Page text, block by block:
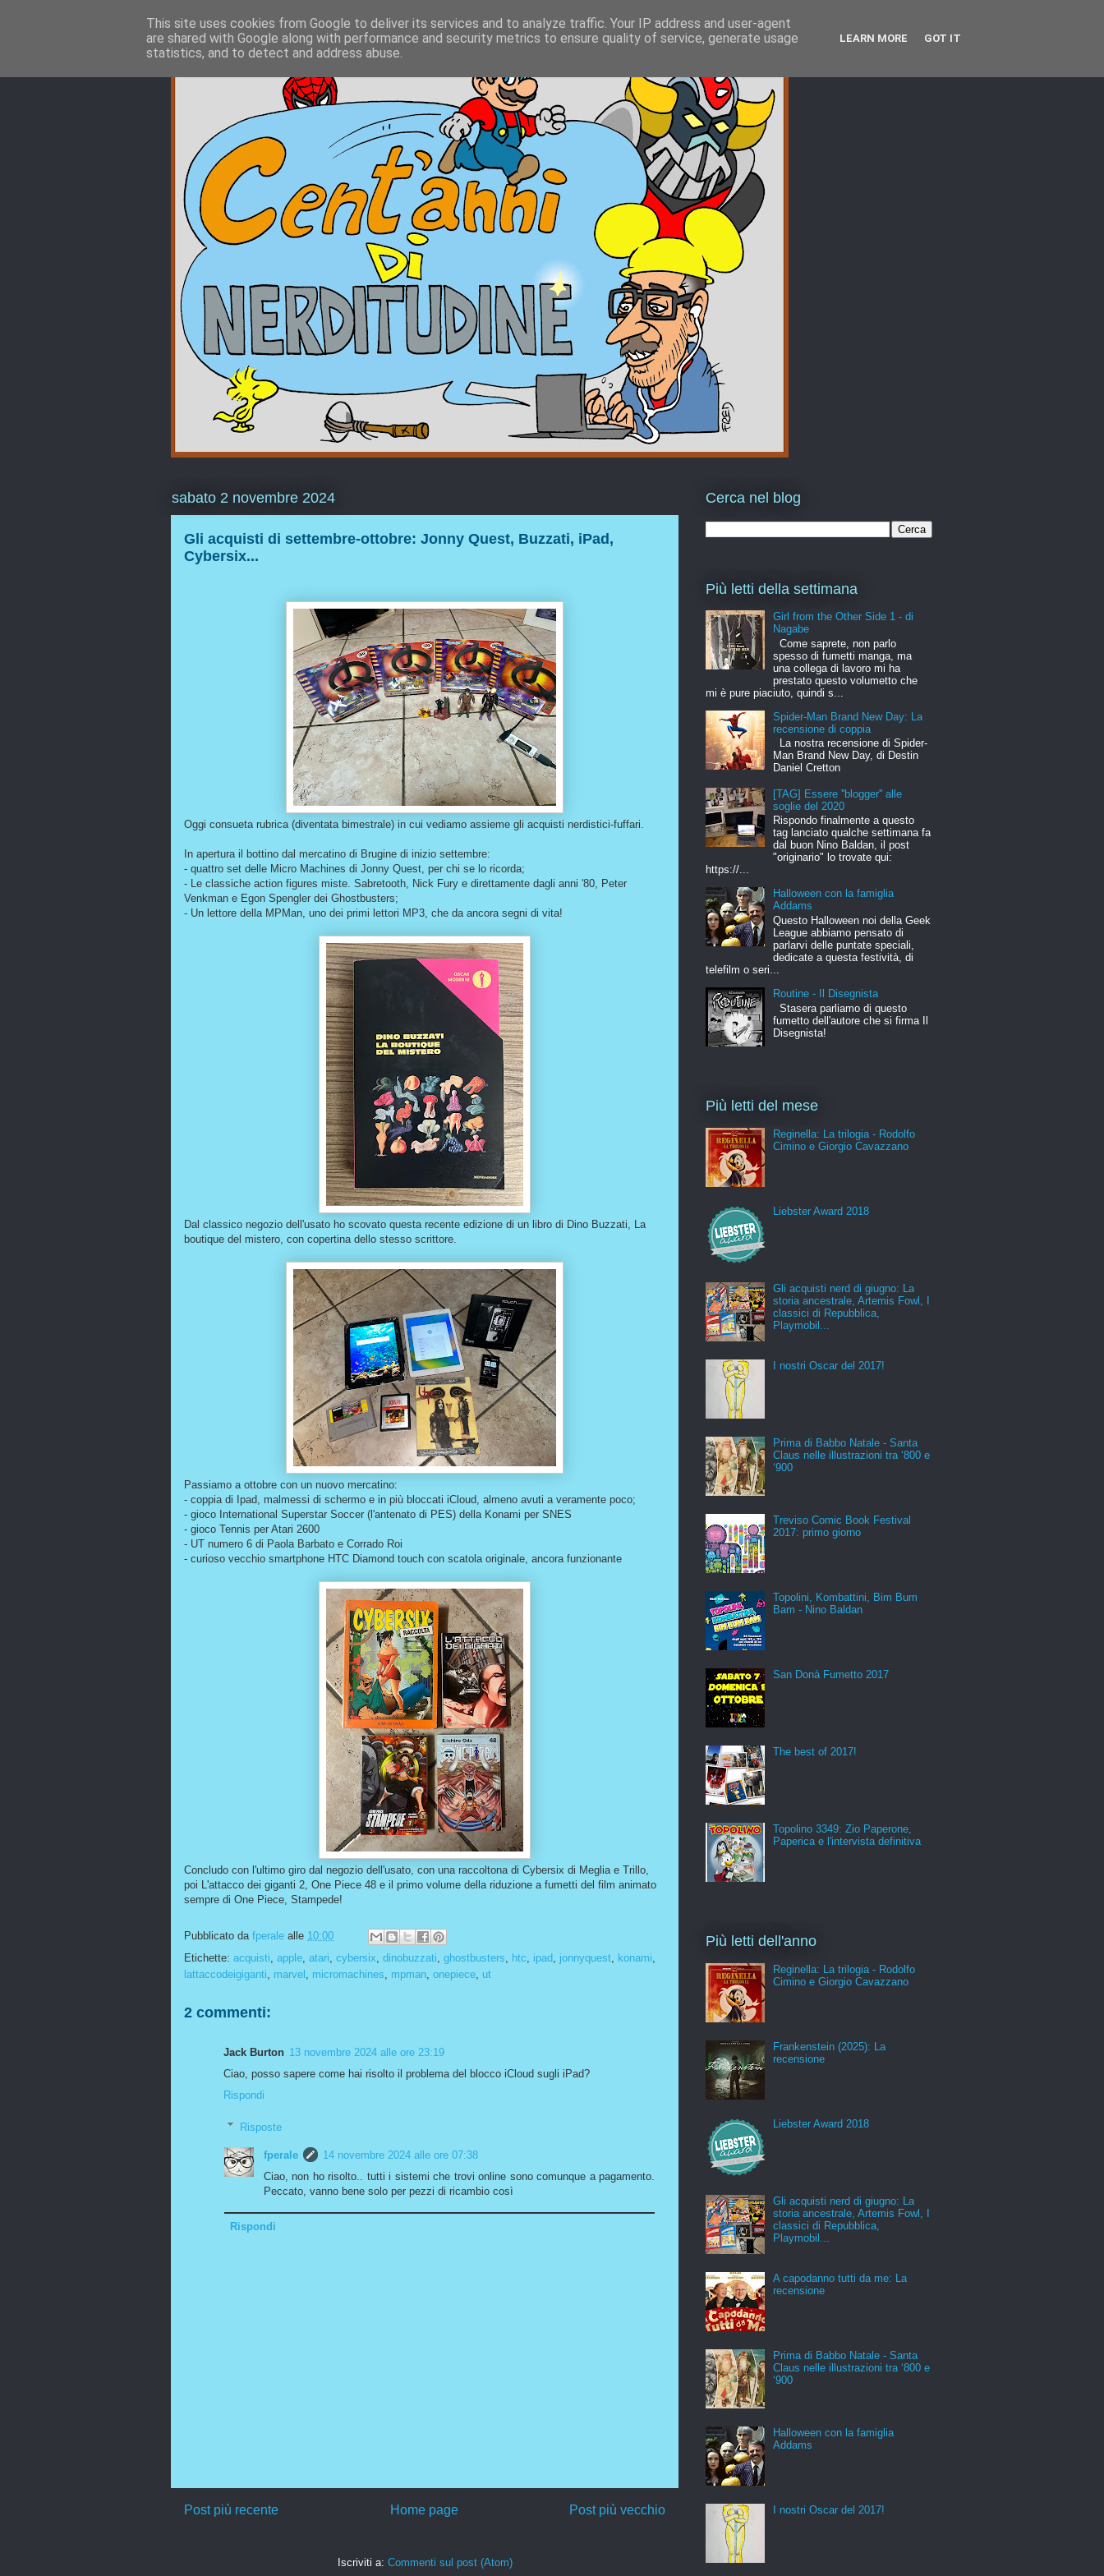
sabato 2 novembre 2024
Gli acquisti di settembre-ottobre: Jonny Quest, Buzzati, iPad,
Cybersix...
Oggi consueta rubrica (diventata bimestrale) in cui vediamo assieme gli acquisti nerdistici-fuffari.
In apertura il bottino dal mercatino di Brugine di inizio settembre:
- quattro set delle Micro Machines di Jonny Quest, per chi se lo ricorda;
- Le classiche action figures miste. Sabretooth, Nick Fury e direttamente dagli anni '80, Peter
Venkman e Egon Spengler dei Ghostbusters;
- Un lettore della MPMan, uno dei primi lettori MP3, che da ancora segni di vita!
Dal classico negozio dell'usato ho scovato questa recente edizione di un libro di Dino Buzzati, La
boutique del mistero, con copertina dello stesso scrittore.
Passiamo a ottobre con un nuovo mercatino:
- coppia di Ipad, malmessi di schermo e in più bloccati iCloud, almeno avuti a veramente poco;
- gioco International Superstar Soccer (l'antenato di PES) della Konami per SNES
- gioco Tennis per Atari 2600
- UT numero 6 di Paola Barbato e Corrado Roi
- curioso vecchio smartphone HTC Diamond touch con scatola originale, ancora funzionante
Concludo con l'ultimo giro dal negozio dell'usato, con una raccoltona di Cybersix di Meglia e Trillo,
poi L'attacco dei giganti 2, One Piece 48 e il primo volume della riduzione a fumetti del film animato
sempre di One Piece, Stampede!
Pubblicato da fperale alle 10:00
Etichette: acquisti, apple, atari, cybersix, dinobuzzati, ghostbusters, htc, ipad, jonnyquest, konami,
lattaccodeigiganti, marvel , micromachines, mpman, onepiece, ut
2 commenti:
Jack Burton 13 novembre 2024 alle ore 23:19
Ciao, posso sapere come hai risolto il problema del blocco iCloud sugli iPad?
Rispondi
Risposte
fperale
14 novembre 2024 alle ore 07:38
Ciao, non ho risolto.. tutti i sistemi che trovi online sono comunque a pagamento.
Peccato, vanno bene solo per pezzi di ricambio così
Rispondi
Post più recente Post più vecchio
Home page
Iscriviti a: Commenti sul post (Atom)
Cerca nel blog
Più letti della settimana
Girl from the Other Side 1 - di
Nagabe
Come saprete, non parlo
spesso di fumetti manga, ma
una collega di lavoro mi ha
prestato questo volumetto che
mi è pure piaciuto, quindi s...
Spider-Man Brand New Day: La
recensione di coppia
La nostra recensione di Spider-
Man Brand New Day, di Destin
Daniel Cretton
[TAG] Essere ''blogger'' alle
soglie del 2020
Rispondo finalmente a questo
tag lanciato qualche settimana fa
dal buon Nino Baldan, il post
"originario" lo trovate qui:
https://...
Halloween con la famiglia
Addams
Questo Halloween noi della Geek
League abbiamo pensato di
parlarvi delle puntate speciali,
dedicate a questa festività, di
telefilm o seri...
Routine - Il Disegnista
Stasera parliamo di questo
fumetto dell'autore che si firma Il
Disegnista!
Più letti del mese
Reginella: La trilogia - Rodolfo
Cimino e Giorgio Cavazzano
Liebster Award 2018
Gli acquisti nerd di giugno: La
storia ancestrale, Artemis Fowl, I
classici di Repubblica,
Playmobil...
I nostri Oscar del 2017!
Prima di Babbo Natale - Santa
Claus nelle illustrazioni tra ‘800 e
‘900
Treviso Comic Book Festival
2017: primo giorno
Topolini, Kombattini, Bim Bum
Bam - Nino Baldan
San Donà Fumetto 2017
The best of 2017!
Topolino 3349: Zio Paperone,
Paperica e l'intervista definitiva
Più letti dell'anno
Reginella: La trilogia - Rodolfo
Cimino e Giorgio Cavazzano
Frankenstein (2025): La
recensione
Liebster Award 2018
Gli acquisti nerd di giugno: La
storia ancestrale, Artemis Fowl, I
classici di Repubblica,
Playmobil...
A capodanno tutti da me: La
recensione
Prima di Babbo Natale - Santa
Claus nelle illustrazioni tra ‘800 e
‘900
Halloween con la famiglia
Addams
I nostri Oscar del 2017!
This site uses cookies from Google to deliver its services and to analyze traffic. Your IP address and user-agent
are shared with Google along with performance and security metrics to ensure quality of service, generate usage
statistics, and to detect and address abuse.
LEARN MORE GOT IT